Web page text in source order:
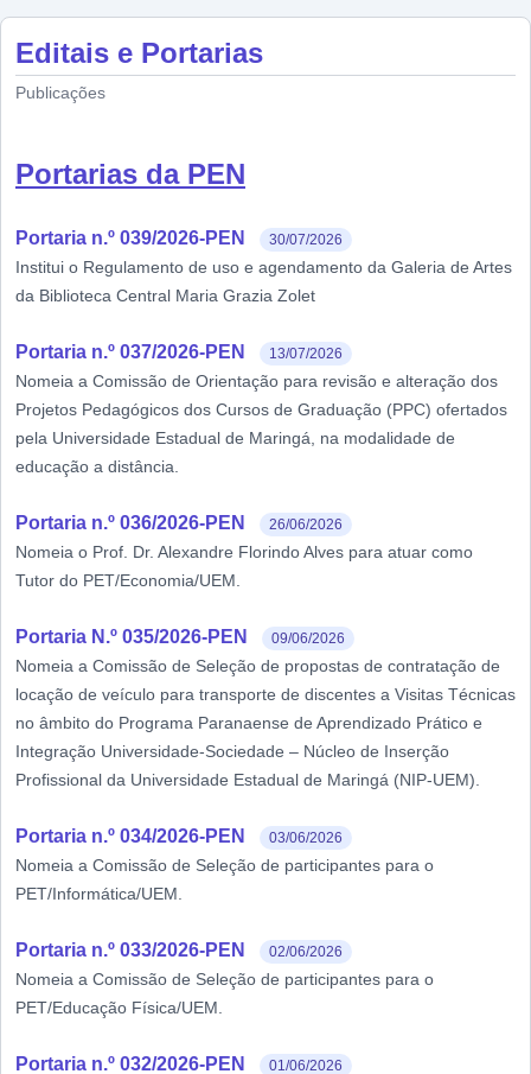
Editais e Portarias
Publicações
Portarias da PEN
Portaria n.º 039/2026-PEN 30/07/2026
Institui o Regulamento de uso e agendamento da Galeria de Artes
da Biblioteca Central Maria Grazia Zolet
Portaria n.º 037/2026-PEN 13/07/2026
Nomeia a Comissão de Orientação para revisão e alteração dos
Projetos Pedagógicos dos Cursos de Graduação (PPC) ofertados
pela Universidade Estadual de Maringá, na modalidade de
educação a distância.
Portaria n.º 036/2026-PEN 26/06/2026
Nomeia o Prof. Dr. Alexandre Florindo Alves para atuar como
Tutor do PET/Economia/UEM.
Portaria N.º 035/2026-PEN 09/06/2026
Nomeia a Comissão de Seleção de propostas de contratação de
locação de veículo para transporte de discentes a Visitas Técnicas
no âmbito do Programa Paranaense de Aprendizado Prático e
Integração Universidade-Sociedade – Núcleo de Inserção
Profissional da Universidade Estadual de Maringá (NIP-UEM).
Portaria n.º 034/2026-PEN 03/06/2026
Nomeia a Comissão de Seleção de participantes para o
PET/Informática/UEM.
Portaria n.º 033/2026-PEN 02/06/2026
Nomeia a Comissão de Seleção de participantes para o
PET/Educação Física/UEM.
Portaria n.º 032/2026-PEN 01/06/2026